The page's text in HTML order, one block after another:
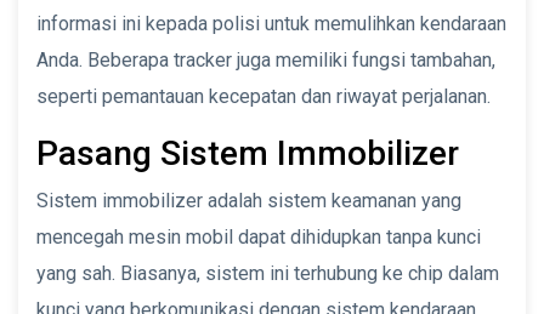
informasi ini kepada polisi untuk memulihkan kendaraan
Anda. Beberapa tracker juga memiliki fungsi tambahan,
seperti pemantauan kecepatan dan riwayat perjalanan.
Pasang Sistem Immobilizer
Sistem immobilizer adalah sistem keamanan yang
mencegah mesin mobil dapat dihidupkan tanpa kunci
yang sah. Biasanya, sistem ini terhubung ke chip dalam